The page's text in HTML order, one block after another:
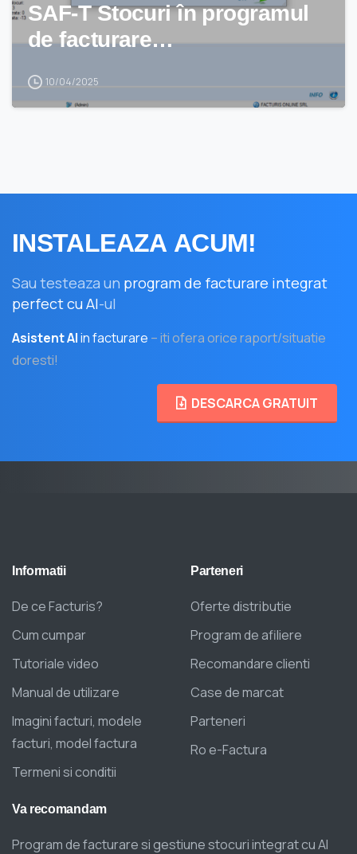
SAF-T Stocuri în programul
de facturare…
10/04/2025
INSTALEAZA ACUM!
Sau testeaza un program de facturare integrat
perfect cu AI-ul
Asistent AIin facturare – iti ofera orice raport/situatie
doresti!
DESCARCA GRATUIT
Informatii
De ce Facturis?
Cum cumpar
Tutoriale video
Manual de utilizare
Imagini facturi, modele
facturi, model factura
Termeni si conditii
Parteneri
Oferte distributie
Program de afiliere
Recomandare clienti
Case de marcat
Parteneri
Ro e-Factura
Va recomandam
Program de facturare si gestiune stocuri integrat cu AI